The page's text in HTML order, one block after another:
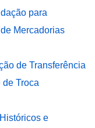
para
Mercadorias
de Transferência
Troca
e